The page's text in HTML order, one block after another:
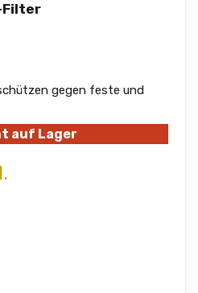
Filter
gegen feste und
auf Lager